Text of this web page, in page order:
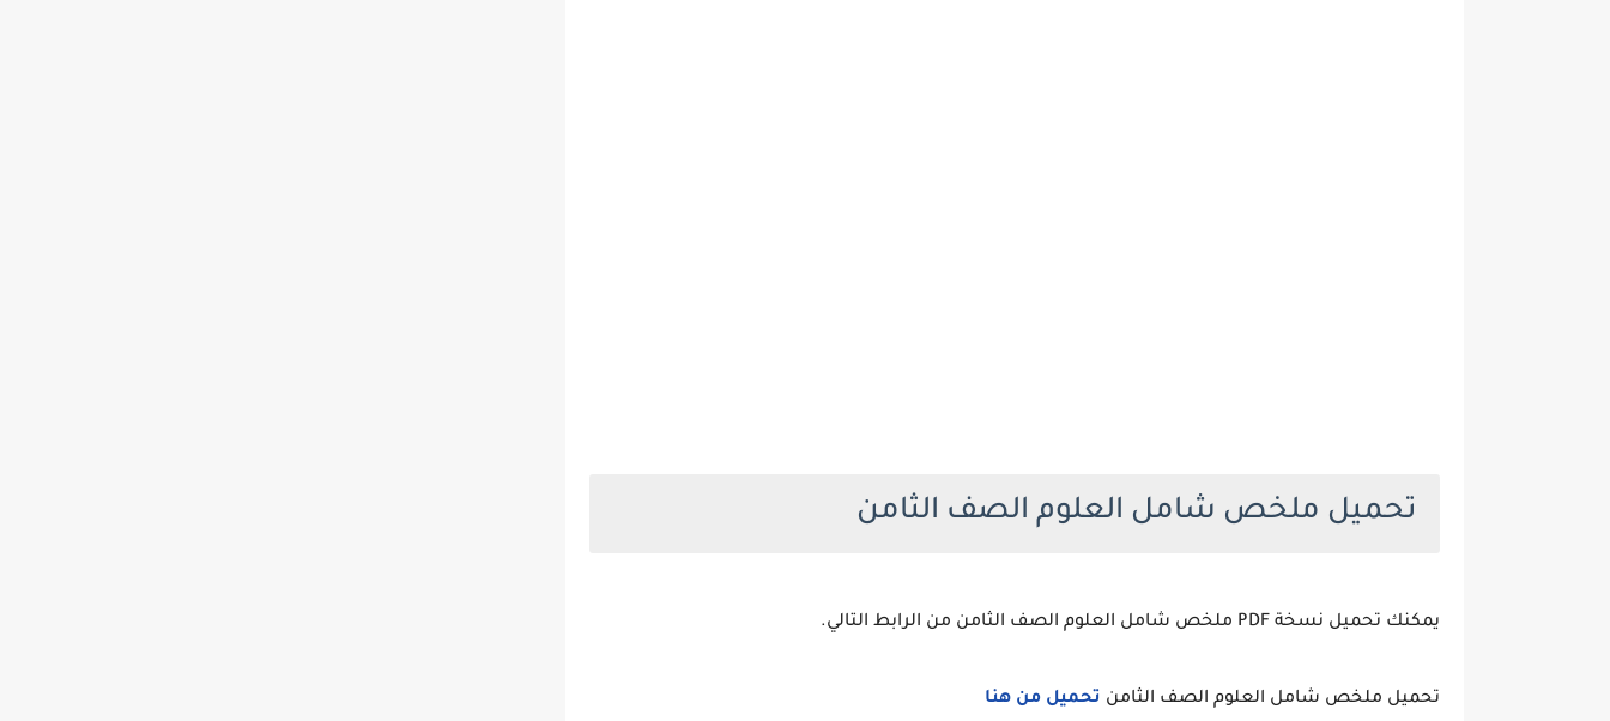
تحميل ملخص شامل العلوم الصف الثامن
يمكنك تحميل نسخة PDF ملخص شامل العلوم الصف الثامن من الرابط التالي.
تحميل ملخص شامل العلوم الصف الثامن تحميل من هنا